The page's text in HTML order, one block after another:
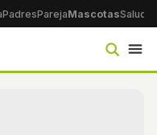
PadresParejaMascotasSalud